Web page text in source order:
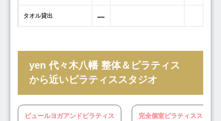
タオル貸出
yen 代々木八幡 整体＆ピラティス
から近いピラティススタジオ
ピュールヨガアンドピラティス
完全個室ピラティススタジ